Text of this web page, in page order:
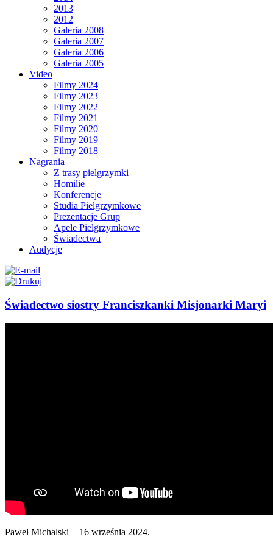
2013
2012
Galeria 2008
Galeria 2007
Galeria 2006
Galeria 2005
Video
Filmy 2024
Filmy 2023
Filmy 2022
Filmy 2021
Filmy 2020
Filmy 2019
Filmy 2018
Nagrania
Z trasy pielgrzymki
Homilie
Konferencje
Studia Pielgrzymkowe
Prezentacje Grup
Apele Pielgrzymkowe
Świadectwa
Audycje
Świadectwo siostry Franciszkanki Misjonarki Maryi
Paweł Michalski + 16 września 2024.